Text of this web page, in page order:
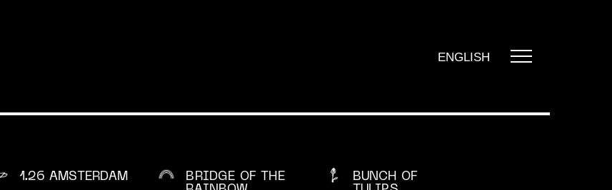
ENGLISH
1.26 AMSTERDAM
BRIDGE OF THE
BUNCH OF